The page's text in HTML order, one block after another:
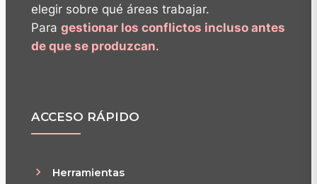
elegir sobre qué áreas trabajar.
Para gestionar los conflictos incluso antes
de que se produzcan.
ACCESO RÁPIDO
Herramientas